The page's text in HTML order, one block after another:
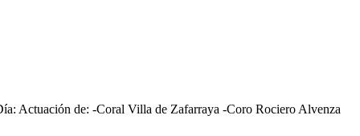
Actuación de: -Coral Villa de Zafarraya -Coro Rociero Alvenza